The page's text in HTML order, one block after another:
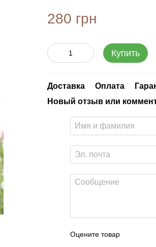
280 грн
Купить
Доставка Оплата
Новый отзыв или
Оцените товар